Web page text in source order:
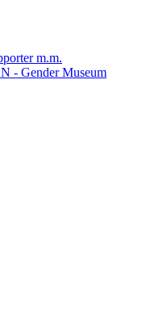
m.m.
- Gender Museum